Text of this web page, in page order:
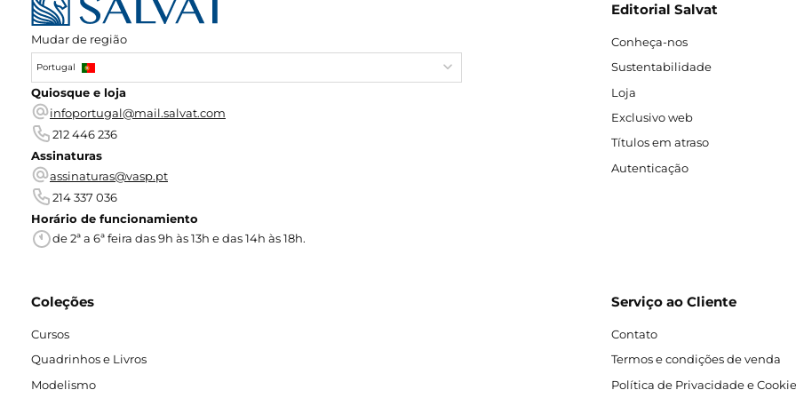
Mudar de região
Portugal
Quiosque e loja
infoportugal@mail.salvat.com
212 446 236
Assinaturas
assinaturas@vasp.pt
214 337 036
Horário de funcionamiento
de 2ª a 6ª feira das 9h às 13h e das 14h às 18h.
Editorial Salvat
Conheça-nos
Sustentabilidade
Loja
Exclusivo web
Títulos em atraso
Autenticação
Coleções
Cursos
Quadrinhos e Livros
Modelismo
Serviço ao Cliente
Contato
Termos e condições de venda
Política de Privacidade e